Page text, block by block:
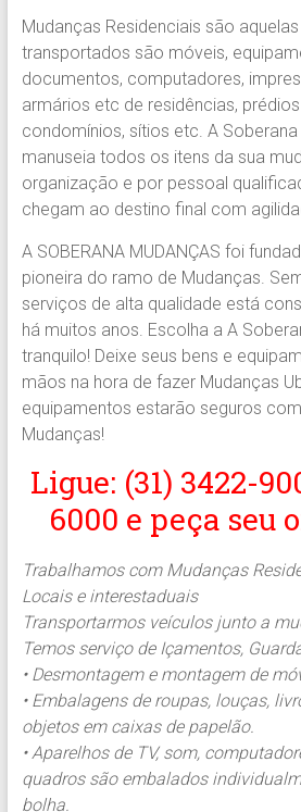
Confiança.
Içamento.
Içamento
BH
é
com
A
Soberana
Içamentos.
Mudanças Residenciais são
transportados são móveis,
documentos, computadores,
armários etc de residências,
condomínios, sítios etc. A Soberana
manuseia todos os itens da sua
organização e por pessoal
chegam ao destino final com
A SOBERANA MUDANÇAS foi
pioneira do ramo de Mudanças.
serviços de alta qualidade está
há muitos anos. Escolha a A
tranquilo! Deixe seus bens e
mãos na hora de fazer Mudanças
equipamentos estarão seguros
Mudanças!
Ligue: (31) 3422-
6000 e peça seu
Trabalhamos com Mudanças
Locais e interestaduais
Transportarmos veículos junto a
Temos serviço de Içamentos,
• Desmontagem e montagem de
• Embalagens de roupas, louças,
objetos em caixas de papelão.
• Aparelhos de TV, som,
quadros são embalados
bolha.